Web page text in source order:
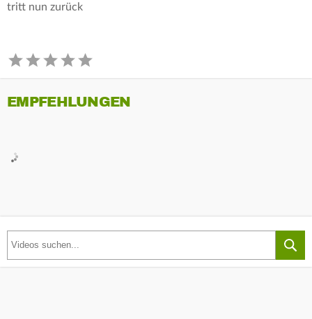
tritt nun zurück
EMPFEHLUNGEN